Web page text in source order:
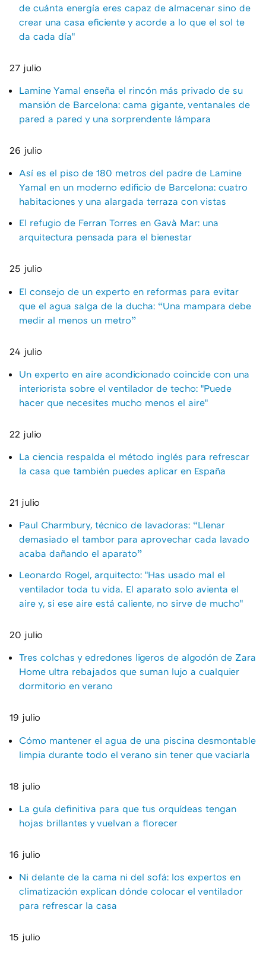
de cuánta energía eres capaz de almacenar sino de
crear una casa eficiente y acorde a lo que el sol te
da cada día"
27 julio
Lamine Yamal enseña el rincón más privado de su
mansión de Barcelona: cama gigante, ventanales de
pared a pared y una sorprendente lámpara
26 julio
Así es el piso de 180 metros del padre de Lamine
Yamal en un moderno edificio de Barcelona: cuatro
habitaciones y una alargada terraza con vistas
El refugio de Ferran Torres en Gavà Mar: una
arquitectura pensada para el bienestar
25 julio
El consejo de un experto en reformas para evitar
que el agua salga de la ducha: “Una mampara debe
medir al menos un metro”
24 julio
Un experto en aire acondicionado coincide con una
interiorista sobre el ventilador de techo: "Puede
hacer que necesites mucho menos el aire"
22 julio
La ciencia respalda el método inglés para refrescar
la casa que también puedes aplicar en España
21 julio
Paul Charmbury, técnico de lavadoras: “Llenar
demasiado el tambor para aprovechar cada lavado
acaba dañando el aparato”
Leonardo Rogel, arquitecto: "Has usado mal el
ventilador toda tu vida. El aparato solo avienta el
aire y, si ese aire está caliente, no sirve de mucho"
20 julio
Tres colchas y edredones ligeros de algodón de Zara
Home ultra rebajados que suman lujo a cualquier
dormitorio en verano
19 julio
Cómo mantener el agua de una piscina desmontable
limpia durante todo el verano sin tener que vaciarla
18 julio
La guía definitiva para que tus orquídeas tengan
hojas brillantes y vuelvan a florecer
16 julio
Ni delante de la cama ni del sofá: los expertos en
climatización explican dónde colocar el ventilador
para refrescar la casa
15 julio